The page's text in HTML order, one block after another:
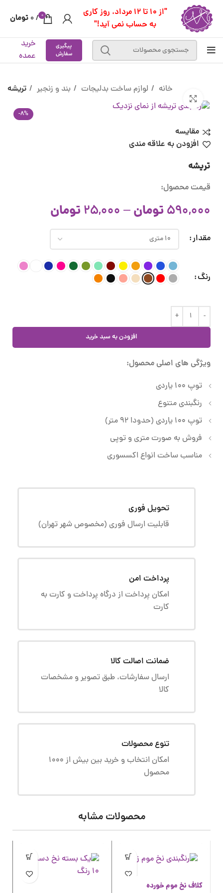
"از 10 تا 12 مرداد، روز کاری
به حساب نمی آید!"
0
/
0 تومان
پیگیری
سفارش
خرید
عمده
خانه لوازم ساخت بدلیجات بند و زنجیر تریشه
-8%
مقایسه
افزودن به علاقه مندی
تریشه
قیمت محصول:
590,000 تومان–
25,000 تومان
مقدار
رنگ
افزودن به سبد خرید
ویژگی های اصلی محصول:
توپ 100 یاردی
رنگبندی متنوع
توپ 100 یاردی (حدودا 92 متر)
فروش به صورت متری و توپی
مناسب ساخت انواع اکسسوری
تحویل فوری
قابلیت ارسال فوری (مخصوص شهر تهران)
پرداخت امن
امکان پرداخت از درگاه پرداخت و کارت به
کارت
ضمانت اصالت کالا
ارسال سفارشات، طبق تصویر و مشخصات
کالا
تنوع محصولات
امکان انتخاب و خرید بین بیش از 1000
محصول
محصولات مشابه
کلاف نخ موم خورده